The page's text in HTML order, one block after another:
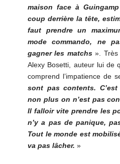
maison face à
coup derrière la tête,
faut prendre un
mode commando, ne
gagner les matchs». Très
Alexy Bosetti, auteur lui de
comprend l’impatience de
sont pas contents.
non plus on n’est pas
Il falloir vite prendre les
n’y a pas de panique,
Tout le monde est
va pas lâcher. »